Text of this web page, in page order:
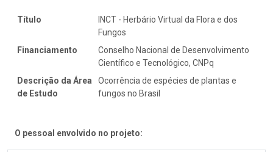
Título
INCT - Herbário Virtual da Flora e dos
Fungos
Financiamento
Conselho Nacional de Desenvolvimento
Científico e Tecnológico, CNPq
Descrição da Área
de Estudo
Ocorrência de espécies de plantas e
fungos no Brasil
O pessoal envolvido no projeto: